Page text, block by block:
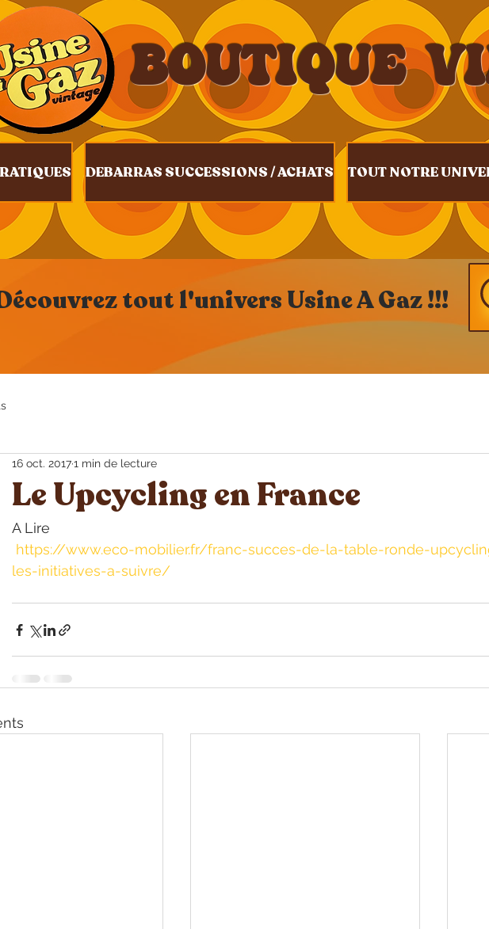
BOUTIQUE
DEBARRAS SUCCESSIONS / ACHATS TOUT NOTRE
tout l'univers Usine A Gaz !!!
Le Upcycling en France
16 oct. 20171 min de lecture
A Lire
https://www.eco-mobilier.fr/franc-succes-de-la-table-ronde-
les-initiatives-a-suivre/